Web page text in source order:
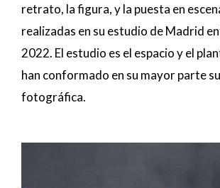
retrato, la figura, y la puesta en
realizadas en su estudio de Madrid
2022. El estudio es el espacio y el
han conformado en su mayor parte
fotográfica.